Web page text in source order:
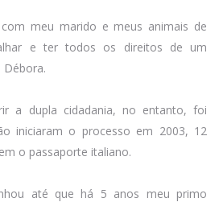
meu marido e meus animais de
e ter todos os direitos de um
a dupla cidadania, no entanto, foi
iniciaram o processo em 2003, 12
o passaporte italiano.
até que há 5 anos meu primo